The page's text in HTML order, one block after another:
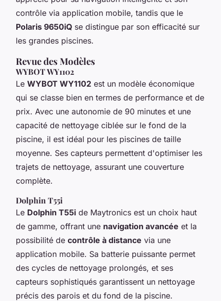
contrôle via application mobile, tandis que le
Polaris 9650iQ se distingue par son efficacité sur
les grandes piscines.
Revue des Modèles
WYBOT WY1102
Le WYBOT WY1102 est un modèle économique
qui se classe bien en termes de performance et de
prix. Avec une autonomie de 90 minutes et une
capacité de nettoyage ciblée sur le fond de la
piscine, il est idéal pour les piscines de taille
moyenne. Ses capteurs permettent d'optimiser les
trajets de nettoyage, assurant une couverture
complète.
Dolphin T55i
Le Dolphin T55i de Maytronics est un choix haut
de gamme, offrant une navigation avancée et la
possibilité de contrôle à distance via une
application mobile. Sa batterie puissante permet
des cycles de nettoyage prolongés, et ses
capteurs sophistiqués garantissent un nettoyage
précis des parois et du fond de la piscine.